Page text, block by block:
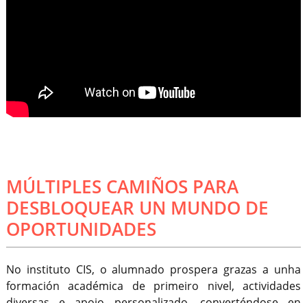
MÚLTIPLES CAMIÑOS PARA
DESBLOQUEAR UN MUNDO DE
OPORTUNIDADES
No instituto CIS, o alumnado prospera grazas a unha
formación académica de primeiro nivel, actividades